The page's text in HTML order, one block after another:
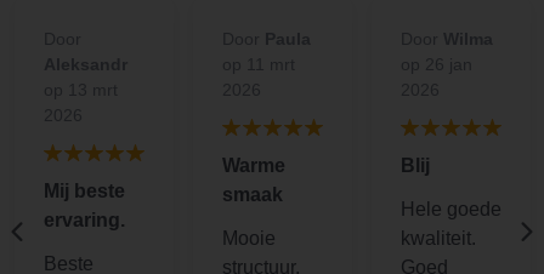
Mij beste
ervaring.
Beste
Warme
smaak
Mooie
structuur.
Blij
Hele goede
kwaliteit.
Goed